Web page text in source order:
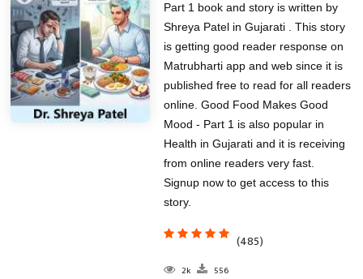
Part 1 book and story is written by
Shreya Patel in Gujarati . This story
is getting good reader response on
Matrubharti app and web since it is
published free to read for all readers
online. Good Food Makes Good
Mood - Part 1 is also popular in
Health in Gujarati and it is receiving
from online readers very fast.
Signup now to get access to this
story.
(485)
2k 556